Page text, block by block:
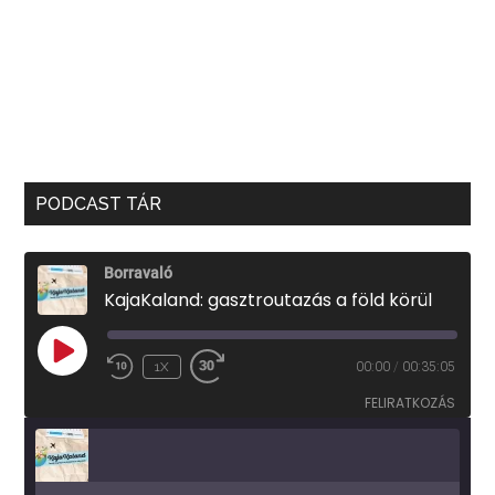
PODCAST TÁR
Borravaló
KajaKaland: gasztroutazás a föld körül
PLAY
EPISODE
1X 00:00 / 00:35:05
FELIRATKOZÁS